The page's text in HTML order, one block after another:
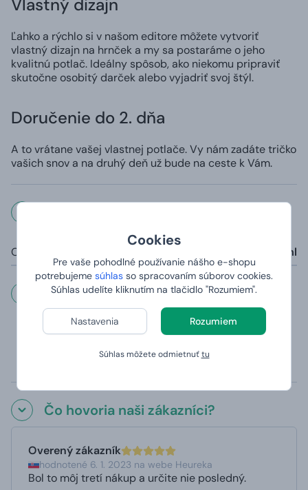
Cookies
Pre vaše pohodlné používanie nášho e-shopu
potrebujeme súhlas so spracovaním súborov cookies.
Súhlas udelíte kliknutím na tlačidlo "Rozumiem".
Nastavenia Rozumiem
Súhlas môžete odmietnuťtu
Vlastný dizajn
Ľahko a rýchlo si v našom editore môžete vytvoriť
vlastný dizajn na hrnček a my sa postaráme o jeho
kvalitnú potlač. Ideálny spôsob, ako niekomu pripraviť
skutočne osobitý darček alebo vyjadriť svoj štýl.
Doručenie do 2. dňa
A to vrátane vašej vlastnej potlače. Vy nám zadáte tričko
vašich snov a na druhý deň už bude na ceste k Vám.
Objem: 325 ml
Dôležité informácie
Hrnčeky sú vhodné do umývačky (s výnimkou
odporúča umývať v ruke)
Čo hovoria naši zákazníci?
Overený zákazník
hodnotené 6. 1. 2023 na webe Heureka
Bol to môj tretí nákup a určite nie posledný.